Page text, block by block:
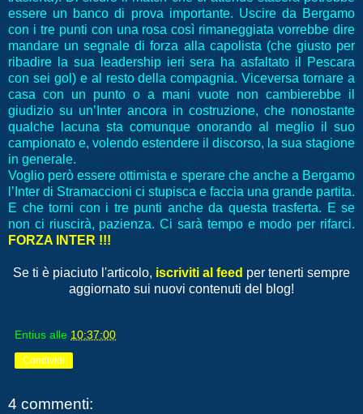
essere un banco di prova importante. Uscire da Bergamo
con i tre punti con una rosa così rimaneggiata vorrebbe dire
mandare un segnale di forza alla capolista (che giusto per
ribadire la sua leadership ieri sera ha asfaltato il Pescara
con sei gol) e al resto della compagnia. Viceversa tornare a
casa con un punto o a mani vuote non cambierebbe il
giudizio su un’Inter ancora in costruzione, che nonostante
qualche lacuna sta comunque onorando al meglio il suo
campionato e, volendo estendere il discorso, la sua stagione
in generale.
Voglio però essere ottimista e sperare che anche a Bergamo
l’Inter di Stramaccioni ci stupisca e faccia una grande partita.
E che torni con i tre punti anche da questa trasferta. E se
non ci riuscirà, pazienza. Ci sarà tempo e modo per rifarci.
FORZA INTER !!!
Se ti è piaciuto l'articolo, iscriviti al feed per tenerti sempre
aggiornato sui nuovi contenuti del blog!
Entius alle 10:37:00
Condividi
4 commenti: